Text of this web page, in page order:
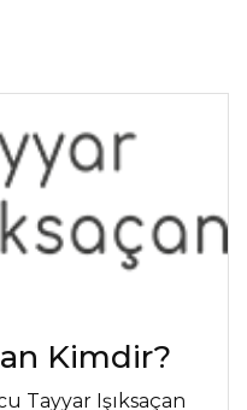
Kimdir?
Tayyar Işıksaçan